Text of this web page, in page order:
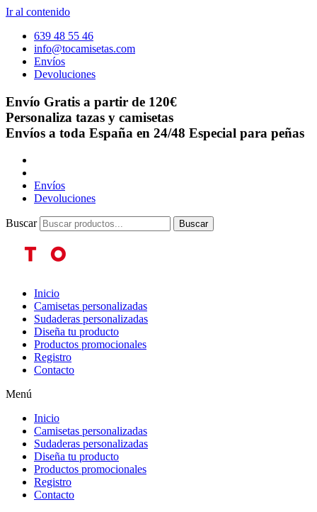
Ir al contenido
639 48 55 46
info@tocamisetas.com
Envíos
Devoluciones
Envío Gratis a partir de 120€
Personaliza tazas y camisetas
Envíos a toda España en 24/48 Especial para peñas
Envíos
Devoluciones
Buscar Buscar
Inicio
Camisetas personalizadas
Sudaderas personalizadas
Diseña tu producto
Productos promocionales
Registro
Contacto
Menú
Inicio
Camisetas personalizadas
Sudaderas personalizadas
Diseña tu producto
Productos promocionales
Registro
Contacto